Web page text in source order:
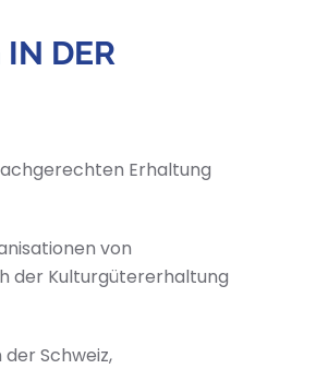
IN DER
Erhaltung
von
der Kulturgütererhaltung
Schweiz,